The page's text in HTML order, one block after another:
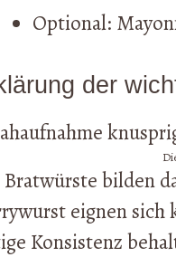
Optional:
der
bilden
eignen sich
Konsistenz